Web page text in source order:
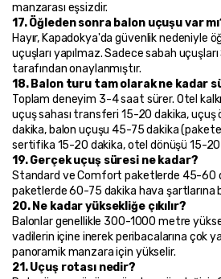
manzarası eşsizdir.
17. Öğleden sonra balon uçuşu var
Hayır, Kapadokya'da güvenlik nedeniyle
uçuşları yapılmaz. Sadece sabah
tarafından onaylanmıştır.
18. Balon turu tam olarak ne kadar
Toplam deneyim 3-4 saat sürer. Otel
uçuş sahası transferi 15-20 dakika, uçuş
dakika, balon uçuşu 45-75 dakika
sertifika 15-20 dakika, otel dönüşü 15-
19. Gerçek uçuş süresi ne kadar?
Standard ve Comfort paketlerde 45-60
paketlerde 60-75 dakika hava şartlarına
20. Ne kadar yüksekliğe çıkılır?
Balonlar genellikle 300-1000 metre
vadilerin içine inerek peribacalarına çok
panoramik manzara için yükselir.
21. Uçuş rotası nedir?